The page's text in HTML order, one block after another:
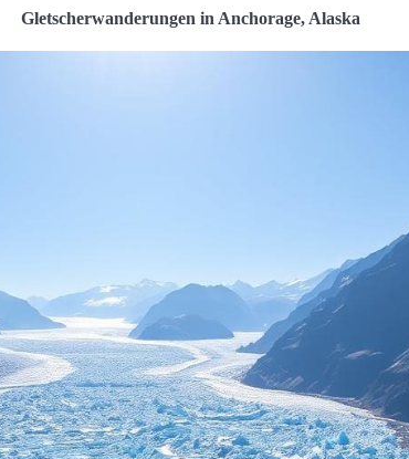
Gletscherwanderungen in Anchorage, Alaska